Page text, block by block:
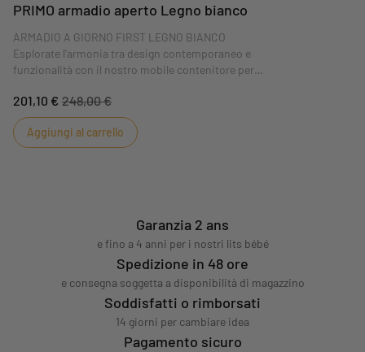
PRIMO armadio aperto Legno bianco
ARMADIO A GIORNO FIRST LEGNO BIANCO
Esplorate l'armonia tra design contemporaneo e
funzionalità con il nostro mobile contenitore per
versatile, rifinito in un elegante bianco con un
affascinante campo di legno, starà benissimo nella
cameretta del vostro piccolo tesoro.
201,10 € 248,00 €
Aggiungi al carrello
Garanzia 2 ans
e fino a 4 anni per i nostri lits bébé
Spedizione in 48 ore
e consegna soggetta a disponibilità di magazzino
Soddisfatti o rimborsati
14 giorni per cambiare idea
Pagamento sicuro